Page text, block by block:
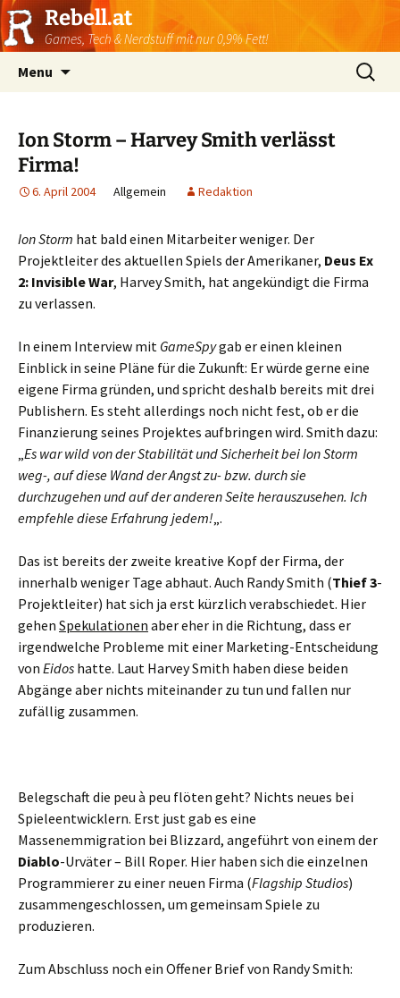
Rebell.at
Games, Tech & Nerdstuff mit nur 0,9% Fett!
Menu
Suchen
nach:
Ion Storm – Harvey Smith verlässt
Firma!
6. April 2004 Allgemein Redaktion
Ion Storm hat bald einen Mitarbeiter weniger. Der
Projektleiter des aktuellen Spiels der Amerikaner, Deus Ex
2: Invisible War, Harvey Smith, hat angekündigt die Firma
zu verlassen.
In einem Interview mit GameSpygab er einen kleinen
Einblick in seine Pläne für die Zukunft: Er würde gerne eine
eigene Firma gründen, und spricht deshalb bereits mit drei
Publishern. Es steht allerdings noch nicht fest, ob er die
Finanzierung seines Projektes aufbringen wird. Smith dazu:
„Es war wild von der Stabilität und Sicherheit bei Ion Storm
weg-, auf diese Wand der Angst zu- bzw. durch sie
durchzugehen und auf der anderen Seite herauszusehen. Ich
empfehle diese Erfahrung jedem!„.
Das ist bereits der zweite kreative Kopf der Firma, der
innerhalb weniger Tage abhaut. Auch Randy Smith (Thief 3-
Projektleiter) hat sich ja erst kürzlich verabschiedet. Hier
gehen Spekulationen aber eher in die Richtung, dass er
irgendwelche Probleme mit einer Marketing-Entscheidung
von Eidos hatte. Laut Harvey Smith haben diese beiden
Abgänge aber nichts miteinander zu tun und fallen nur
zufällig zusammen.
Belegschaft die peu à peu flöten geht? Nichts neues bei
Spieleentwicklern. Erst just gab es eine
Massenemmigration bei Blizzard, angeführt von einem der
Diablo-Urväter – Bill Roper. Hier haben sich die einzelnen
Programmierer zu einer neuen Firma (Flagship Studios)
zusammengeschlossen, um gemeinsam Spiele zu
produzieren.
Zum Abschluss noch ein Offener Brief von Randy Smith: